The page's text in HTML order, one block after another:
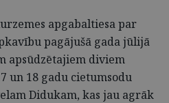
apgabaltiesa par
pagājušā gada jūlijā
apsūdzētajiem diviem
un 18 gadu cietumsodu
Didukam, kas jau agrāk